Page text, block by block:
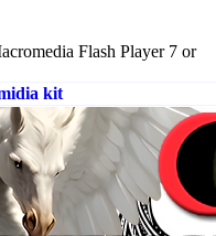
Flash Player 7 or
kit